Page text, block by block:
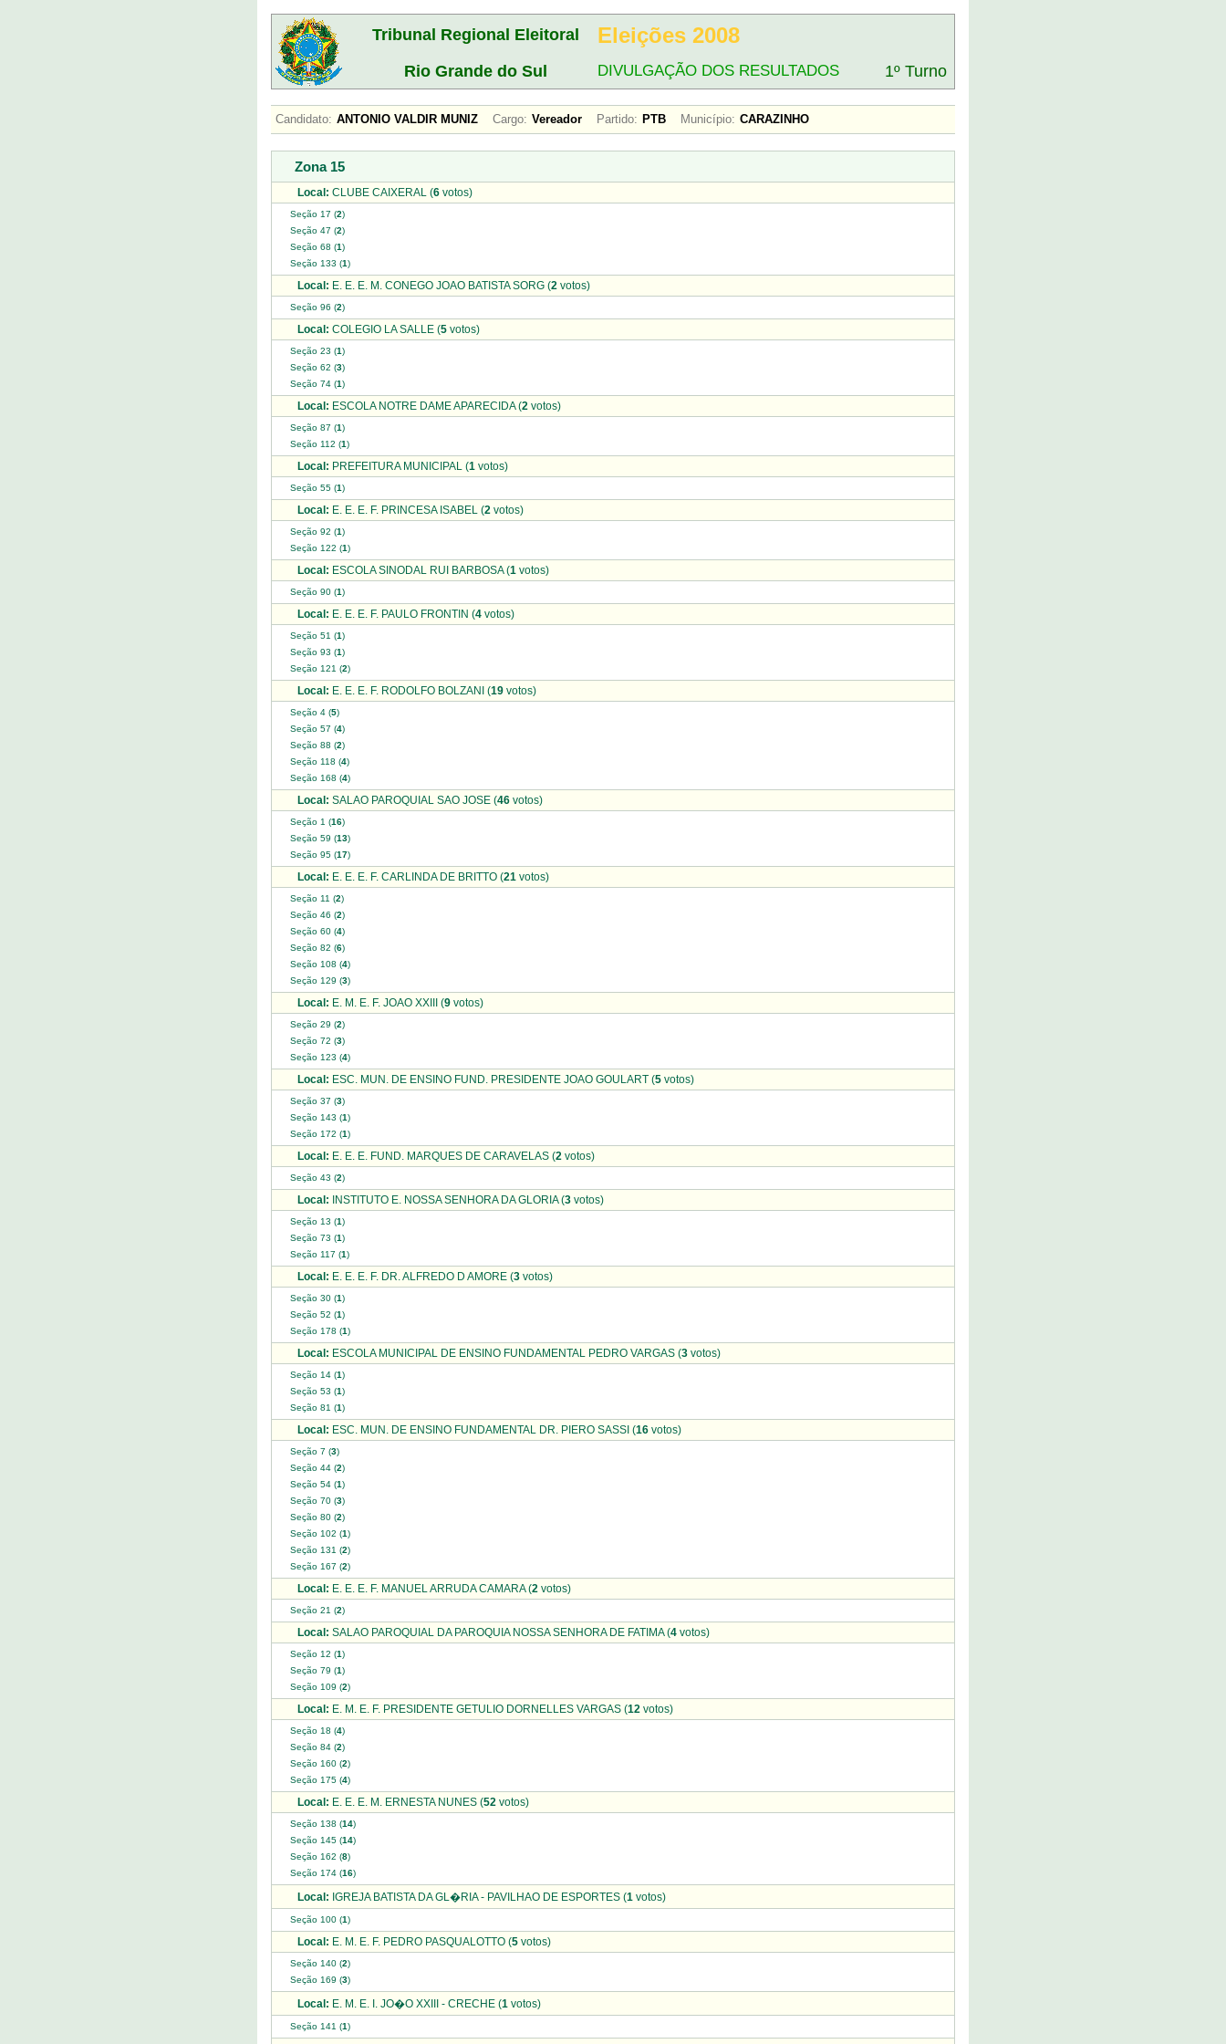
Tribunal Regional Eleitoral Eleições 2008
Rio Grande do Sul DIVULGAÇÃO DOS RESULTADOS 1º Turno
Candidato: ANTONIO VALDIR MUNIZ Cargo: Vereador Partido: PTB Município: CARAZINHO
Zona 15
Local: CLUBE CAIXERAL (6 votos)
Seção 17 (2)
Seção 47 (2)
Seção 68 (1)
Seção 133 (1)
Local: E. E. E. M. CONEGO JOAO BATISTA SORG (2 votos)
Seção 96 (2)
Local: COLEGIO LA SALLE (5 votos)
Seção 23 (1)
Seção 62 (3)
Seção 74 (1)
Local: ESCOLA NOTRE DAME APARECIDA (2 votos)
Seção 87 (1)
Seção 112 (1)
Local: PREFEITURA MUNICIPAL (1 votos)
Seção 55 (1)
Local: E. E. E. F. PRINCESA ISABEL (2 votos)
Seção 92 (1)
Seção 122 (1)
Local: ESCOLA SINODAL RUI BARBOSA (1 votos)
Seção 90 (1)
Local: E. E. E. F. PAULO FRONTIN (4 votos)
Seção 51 (1)
Seção 93 (1)
Seção 121 (2)
Local: E. E. E. F. RODOLFO BOLZANI (19 votos)
Seção 4 (5)
Seção 57 (4)
Seção 88 (2)
Seção 118 (4)
Seção 168 (4)
Local: SALAO PAROQUIAL SAO JOSE (46 votos)
Seção 1 (16)
Seção 59 (13)
Seção 95 (17)
Local: E. E. E. F. CARLINDA DE BRITTO (21 votos)
Seção 11 (2)
Seção 46 (2)
Seção 60 (4)
Seção 82 (6)
Seção 108 (4)
Seção 129 (3)
Local: E. M. E. F. JOAO XXIII (9 votos)
Seção 29 (2)
Seção 72 (3)
Seção 123 (4)
Local: ESC. MUN. DE ENSINO FUND. PRESIDENTE JOAO GOULART (5 votos)
Seção 37 (3)
Seção 143 (1)
Seção 172 (1)
Local: E. E. E. FUND. MARQUES DE CARAVELAS (2 votos)
Seção 43 (2)
Local: INSTITUTO E. NOSSA SENHORA DA GLORIA (3 votos)
Seção 13 (1)
Seção 73 (1)
Seção 117 (1)
Local: E. E. E. F. DR. ALFREDO D AMORE (3 votos)
Seção 30 (1)
Seção 52 (1)
Seção 178 (1)
Local: ESCOLA MUNICIPAL DE ENSINO FUNDAMENTAL PEDRO VARGAS (3 votos)
Seção 14 (1)
Seção 53 (1)
Seção 81 (1)
Local: ESC. MUN. DE ENSINO FUNDAMENTAL DR. PIERO SASSI (16 votos)
Seção 7 (3)
Seção 44 (2)
Seção 54 (1)
Seção 70 (3)
Seção 80 (2)
Seção 102 (1)
Seção 131 (2)
Seção 167 (2)
Local: E. E. E. F. MANUEL ARRUDA CAMARA (2 votos)
Seção 21 (2)
Local: SALAO PAROQUIAL DA PAROQUIA NOSSA SENHORA DE FATIMA (4 votos)
Seção 12 (1)
Seção 79 (1)
Seção 109 (2)
Local: E. M. E. F. PRESIDENTE GETULIO DORNELLES VARGAS (12 votos)
Seção 18 (4)
Seção 84 (2)
Seção 160 (2)
Seção 175 (4)
Local: E. E. E. M. ERNESTA NUNES (52 votos)
Seção 138 (14)
Seção 145 (14)
Seção 162 (8)
Seção 174 (16)
Local: IGREJA BATISTA DA GL�RIA - PAVILHAO DE ESPORTES (1 votos)
Seção 100 (1)
Local: E. M. E. F. PEDRO PASQUALOTTO (5 votos)
Seção 140 (2)
Seção 169 (3)
Local: E. M. E. I. JO�O XXIII - CRECHE (1 votos)
Seção 141 (1)